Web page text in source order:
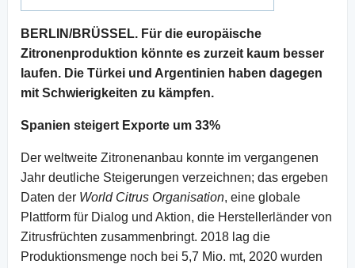
Play
BERLIN/BRÜSSEL. Für die europäische
Zitronenproduktion könnte es zurzeit kaum besser
laufen. Die Türkei und Argentinien haben dagegen
mit Schwierigkeiten zu kämpfen.
Spanien steigert Exporte um 33%
Der weltweite Zitronenanbau konnte im vergangenen
Jahr deutliche Steigerungen verzeichnen; das ergeben
Daten der World Citrus Organisation, eine globale
Plattform für Dialog und Aktion, die Herstellerländer von
Zitrusfrüchten zusammenbringt. 2018 lag die
Produktionsmenge noch bei 5,7 Mio. mt, 2020 wurden